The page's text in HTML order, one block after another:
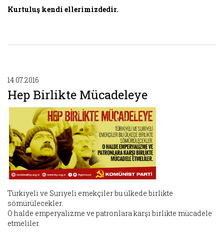
Kurtuluş kendi ellerimizdedir.
14.07.2016
Hep Birlikte Mücadeleye
Türkiyeli ve Suriyeli emekçiler bu ülkede birlikte
sömürülecekler.
O halde emperyalizme ve patronlara karşı birlikte mücadele
etmeliler.